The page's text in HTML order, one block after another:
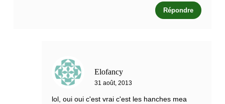
Répondre
Elofancy
31 août, 2013
lol, oui oui c'est vrai c'est les hanches mea